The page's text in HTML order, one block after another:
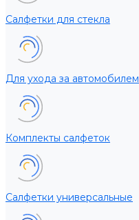
Салфетки для стекла
Для ухода за автомобилем
Комплекты салфеток
Салфетки универсальные